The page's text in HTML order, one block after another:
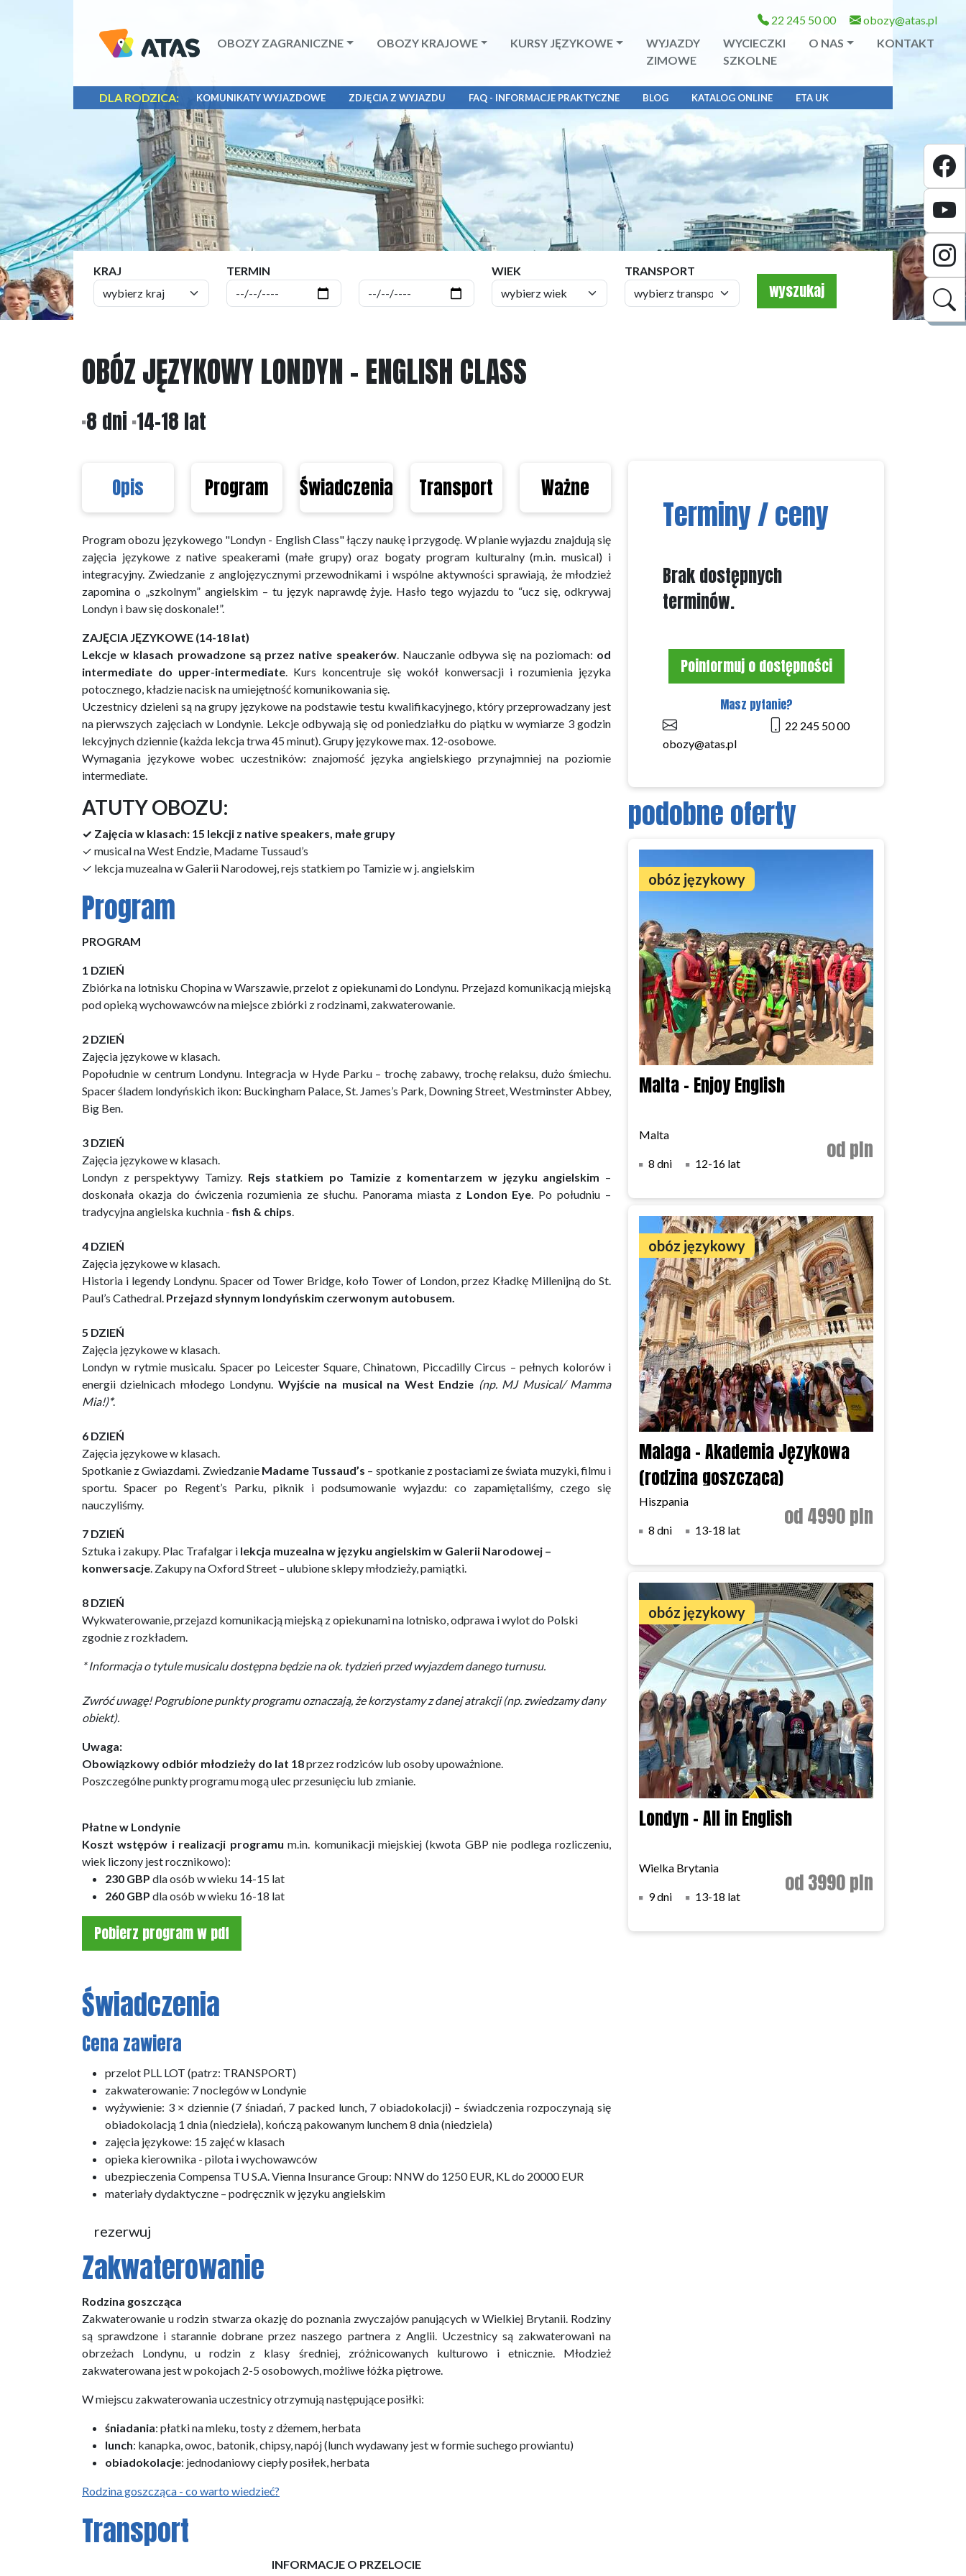
22 245 50 00
obozy@atas.pl
OBOZY ZAGRANICZNE
OBOZY KRAJOWE KURSY JĘZYKOWE
WYJAZDY
ZIMOWE
WYCIECZKI
SZKOLNE
O NAS KONTAKT
DLA RODZICA: KOMUNIKATY WYJAZDOWE ZDJĘCIA Z WYJAZDU FAQ - INFORMACJE PRAKTYCZNE BLOG KATALOG ONLINE ETA UK
KRAJ TERMIN WIEK TRANSPORT
wyszukaj
OBÓZ JĘZYKOWY LONDYN - ENGLISH CLASS
8 dni 14-18 lat
Opis Program Świadczenia Transport Ważne
Program obozu językowego "Londyn - English Class" łączy naukę i przygodę. W planie wyjazdu znajdują się
zajęcia językowe z native speakerami (małe grupy) oraz bogaty program kulturalny (m.in. musical) i
integracyjny. Zwiedzanie z anglojęzycznymi przewodnikami i wspólne aktywności sprawiają, że młodzież
zapomina o „szkolnym” angielskim – tu język naprawdę żyje. Hasło tego wyjazdu to “ucz się, odkrywaj
Londyn i baw się doskonale!”.
ZAJĘCIA JĘZYKOWE (14-18 lat)
Lekcje w klasach prowadzone są przez native speakerów. Nauczanie odbywa się na poziomach: od
intermediate do upper-intermediate . Kurs koncentruje się wokół konwersacji i rozumienia języka
potocznego, kładzie nacisk na umiejętność komunikowania się.
Uczestnicy dzieleni są na grupy językowe na podstawie testu kwalifikacyjnego, który przeprowadzany jest
na pierwszych zajęciach w Londynie. Lekcje odbywają się od poniedziałku do piątku w wymiarze 3 godzin
lekcyjnych dziennie (każda lekcja trwa 45 minut). Grupy językowe max. 12-osobowe.
Wymagania językowe wobec uczestników: znajomość języka angielskiego przynajmniej na poziomie
intermediate.
ATUTY OBOZU:
✓ Zajęcia w klasach: 15 lekcji z native speakers, małe grupy
✓ musical na West Endzie, Madame Tussaud’s
✓ lekcja muzealna w Galerii Narodowej, rejs statkiem po Tamizie w j. angielskim
Program
PROGRAM
1 DZIEŃ
Zbiórka na lotnisku Chopina w Warszawie, przelot z opiekunami do Londynu. Przejazd komunikacją miejską
pod opieką wychowawców na miejsce zbiórki z rodzinami, zakwaterowanie.
2 DZIEŃ
Zajęcia językowe w klasach.
Popołudnie w centrum Londynu. Integracja w Hyde Parku – trochę zabawy, trochę relaksu, dużo śmiechu.
Spacer śladem londyńskich ikon: Buckingham Palace, St. James’s Park, Downing Street, Westminster Abbey,
Big Ben.
3 DZIEŃ
Zajęcia językowe w klasach.
Londyn z perspektywy Tamizy. Rejs statkiem po Tamizie z komentarzem w języku angielskim –
doskonała okazja do ćwiczenia rozumienia ze słuchu. Panorama miasta zLondon Eye . Po południu –
tradycyjna angielska kuchnia -fish & chips
4 DZIEŃ
Zajęcia językowe w klasach.
Historia i legendy Londynu. Spacer od Tower Bridge, koło Tower of London, przez Kładkę Millenijną do St.
Paul’s Cathedral. Przejazd słynnym londyńskim czerwonym autobusem.
5 DZIEŃ
Zajęcia językowe w klasach.
Londyn w rytmie musicalu. Spacer po Leicester Square, Chinatown, Piccadilly Circus – pełnych kolorów i
energii dzielnicach młodego Londynu. Wyjście na musical na West Endzie (np. MJ Musical/ Mamma
Mia!)*.
6 DZIEŃ
Zajęcia językowe w klasach.
Spotkanie z Gwiazdami. Zwiedzanie Madame Tussaud’s – spotkanie z postaciami ze świata muzyki, filmu i
sportu. Spacer po Regent’s Parku, piknik i podsumowanie wyjazdu: co zapamiętaliśmy, czego się
nauczyliśmy.
7 DZIEŃ
Sztuka i zakupy. Plac Trafalgar i lekcja muzealna w języku angielskim w Galerii Narodowej –
konwersacje . Zakupy na Oxford Street – ulubione sklepy młodzieży, pamiątki.
8 DZIEŃ
Wykwaterowanie, przejazd komunikacją miejską z opiekunami na lotnisko, odprawa i wylot do Polski
zgodnie z rozkładem.
* Informacja o tytule musicalu dostępna będzie na ok. tydzień przed wyjazdem danego turnusu.
Zwróć uwagę! Pogrubione punkty programu oznaczają, że korzystamy z danej atrakcji (np. zwiedzamy dany
obiekt).
Uwaga:
Obowiązkowy odbiór młodzieży do lat 18przez rodziców lub osoby upoważnione.
Poszczególne punkty programu mogą ulec przesunięciu lub zmianie.
Płatne w Londynie
Koszt wstępów i realizacji programu m.in. komunikacji miejskiej (kwota GBP nie podlega rozliczeniu,
wiek liczony jest rocznikowo):
230 GBP dla osób w wieku 14-15 lat
260 GBP dla osób w wieku 16-18 lat
Pobierz program w pdf
Świadczenia
Cena zawiera
przelot PLL LOT (patrz: TRANSPORT)
zakwaterowanie: 7 noclegów w Londynie
wyżywienie: 3 × dziennie (7 śniadań, 7 packed lunch, 7 obiadokolacji) – świadczenia rozpoczynają się
obiadokolacją 1 dnia (niedziela), kończą pakowanym lunchem 8 dnia (niedziela)
zajęcia językowe: 15 zajęć w klasach
opieka kierownika - pilota i wychowawców
ubezpieczenia Compensa TU S.A. Vienna Insurance Group: NNW do 1250 EUR, KL do 20000 EUR
materiały dydaktyczne – podręcznik w języku angielskim
rezerwuj
Zakwaterowanie
Rodzina goszcząca
Zakwaterowanie u rodzin stwarza okazję do poznania zwyczajów panujących w Wielkiej Brytanii. Rodziny
są sprawdzone i starannie dobrane przez naszego partnera z Anglii. Uczestnicy są zakwaterowani na
obrzeżach Londynu, u rodzin z klasy średniej, zróżnicowanych kulturowo i etnicznie. Młodzież
zakwaterowana jest w pokojach 2-5 osobowych, możliwe łóżka piętrowe.
W miejscu zakwaterowania uczestnicy otrzymują następujące posiłki:
śniadania: płatki na mleku, tosty z dżemem, herbata
lunch: kanapka, owoc, batonik, chipsy, napój (lunch wydawany jest w formie suchego prowiantu)
obiadokolacje: jednodaniowy ciepły posiłek, herbata
Rodzina goszcząca - co warto wiedzieć?
Transport
INFORMACJE O PRZELOCIE
Terminy / ceny
Brak dostępnych
terminów.
Poinformuj o dostępności
Masz pytanie?
obozy@atas.pl
22 245 50 00
podobne oferty
obóz językowy
Malta - Enjoy English
Malta
8 dni 12-16 lat od pln
obóz językowy
Malaga - Akademia Językowa
(rodzina goszcząca)
Hiszpania
8 dni 13-18 lat od 4990 pln
obóz językowy
Londyn - All in English
Wielka Brytania
9 dni 13-18 lat od 3990 pln